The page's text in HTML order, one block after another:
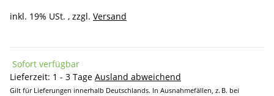
inkl. 19% USt. , zzgl. Versand
Sofort verfügbar
Lieferzeit: 1 - 3 Tage Ausland abweichend
Gilt für Lieferungen innerhalb Deutschlands. In Ausnahmefällen, z. B. bei